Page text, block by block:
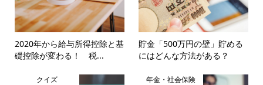
2020年から給与所得控除と基
礎控除が変わる！ 税...
貯金「500万円の壁」貯める
にはどんな方法がある？
クイズ 年金・社会保険